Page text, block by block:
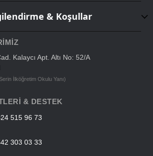
& Koşullar
Kalaycı Apt. Altı No: 52/A
İlköğretim Okulu Yanı)
& DESTEK
515 96 73
303 03 33